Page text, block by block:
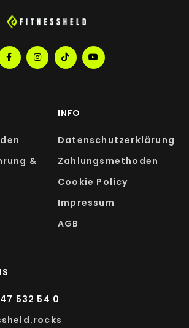
Bedarf an Vitaminen variiert und
von der körperlichen
von Belastung und
A-Z ohne Vitamin K
und Mineralstoffe zu decken.
mit Vitaminen und
Überzugsmittel:
DL-alpha-
Nicotinamid, Mangansulfat,
&
INFO
Datenschutzerklärung
Zahlungsmethoden
Cookie Policy
Impressum
AGB
532 54 0